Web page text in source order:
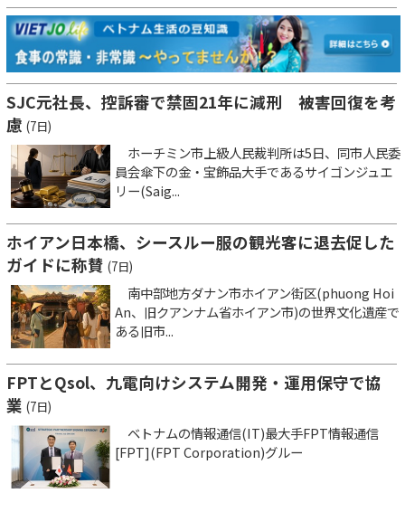
SJC元社長、控訴審で禁固21年に減刑 被害回復を考
慮 (7日)
ホーチミン市上級人民裁判所は5日、同市人民委
員会傘下の金・宝飾品大手であるサイゴンジュエ
リー(Saig...
ホイアン日本橋、シースルー服の観光客に退去促した
ガイドに称賛 (7日)
南中部地方ダナン市ホイアン街区(phuong Hoi
An、旧クアンナム省ホイアン市)の世界文化遺産で
ある旧市...
FPTとQsol、九電向けシステム開発・運用保守で協
業 (7日)
ベトナムの情報通信(IT)最大手FPT情報通信
[FPT](FPT Corporation)グルー